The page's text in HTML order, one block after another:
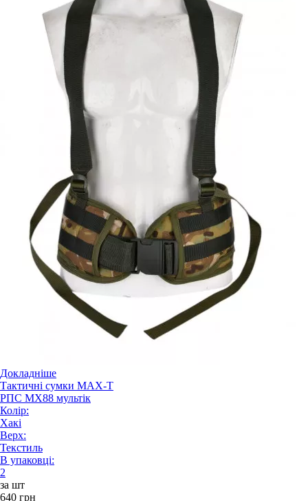
Докладніше
Тактичні сумки MAX-T
РПС MX88 мультік
Колір:
Хакі
Верх:
Текстиль
В упаковці:
2
за шт
640 грн